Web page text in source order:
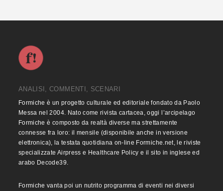
ANALISI, COMMENTI, SCENARI
Formiche è un progetto culturale ed editoriale fondato da Paolo
Messa nel 2004. Nato come rivista cartacea, oggi l’arcipelago
Formiche è composto da realtà diverse ma strettamente
connesse fra loro: il mensile (disponibile anche in versione
elettronica), la testata quotidiana on-line Formiche.net, le riviste
specializzate Airpress e Healthcare Policy e il sito in inglese ed
arabo Decode39.
Formiche vanta poi un nutrito programma di eventi nei diversi